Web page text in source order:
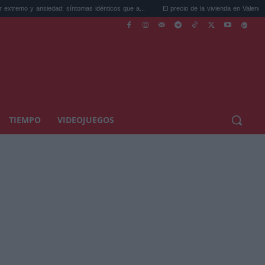
síntomas idénticos que a... El precio de la vivienda en Valencia sube a 3.485
TIEMPO VIDEOJUEGOS